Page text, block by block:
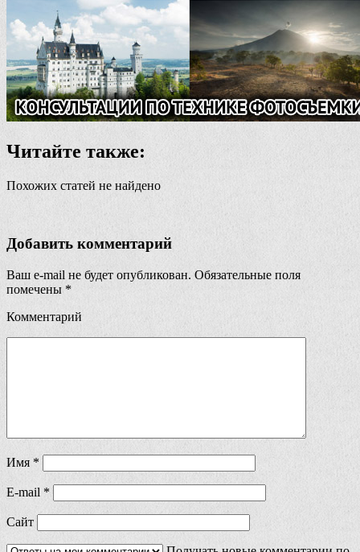
Читайте также:
Похожих статей не найдено
Добавить комментарий
Ваш e-mail не будет опубликован. Обязательные поля
помечены *
Комментарий
Имя *
E-mail *
Сайт